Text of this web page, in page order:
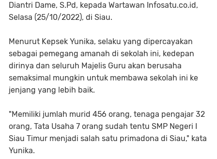
Diantri Dame, S.Pd, kepada Wartawan Infosatu.co.id,
Selasa (25/10/2022), di Siau.
Menurut Kepsek Yunika, selaku yang dipercayakan
sebagai pemegang amanah di sekolah ini, kedepan
dirinya dan seluruh Majelis Guru akan berusaha
semaksimal mungkin untuk membawa sekolah ini ke
jenjang yang lebih baik.
"Memiliki jumlah murid 456 orang, tenaga pengajar 32
orang, Tata Usaha 7 orang sudah tentu SMP Negeri I
Siau Timur menjadi salah satu primadona di Siau," kata
Yunika.